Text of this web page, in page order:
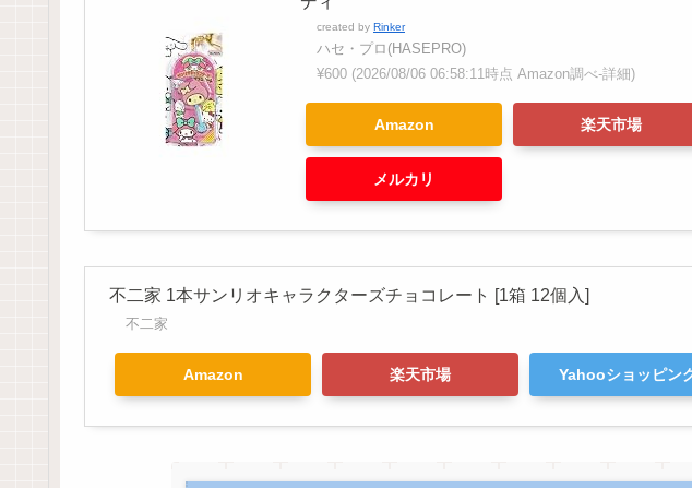
created by Rinker
ハセ・プロ(HASEPRO)
¥600 (2026/08/06 06:58:11時点 Amazon調べ-詳細)
Amazon 楽天市場
メルカリ
不二家 1本サンリオキャラクターズチョコレート [1箱 12個入]
不二家
Amazon 楽天市場 Yahooショッピン